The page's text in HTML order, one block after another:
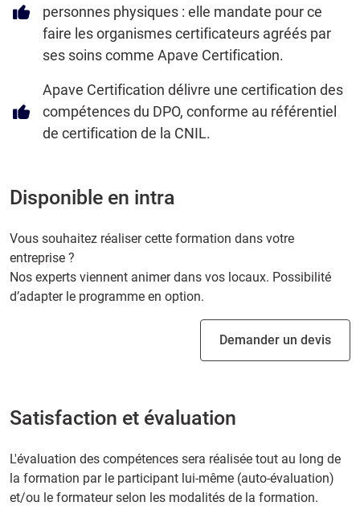
personnes physiques : elle mandate pour ce
faire les organismes certificateurs agréés par
ses soins comme Apave Certification.
Apave Certification délivre une certification des
compétences du DPO, conforme au référentiel
de certification de la CNIL.
Disponible en intra
Vous souhaitez réaliser cette formation dans votre
entreprise ?
Nos experts viennent animer dans vos locaux. Possibilité
d’adapter le programme en option.
Demander un devis
Satisfaction et évaluation
L'évaluation des compétences sera réalisée tout au long de
la formation par le participant lui-même (auto-évaluation)
et/ou le formateur selon les modalités de la formation.